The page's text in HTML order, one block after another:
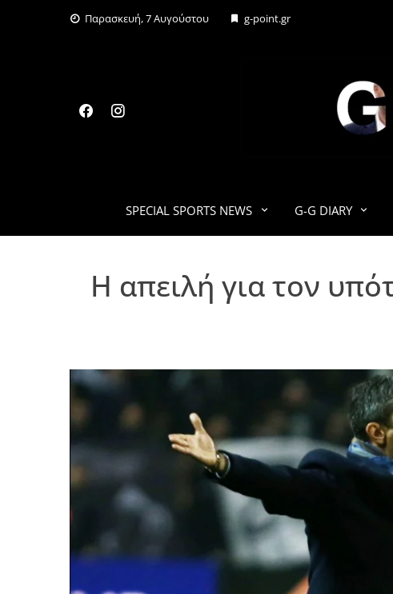
Παρασκευή, 7 Αυγούστου g-point.gr
SPECIAL SPORTS NEWS G-G DIARY
Η απειλή για τον